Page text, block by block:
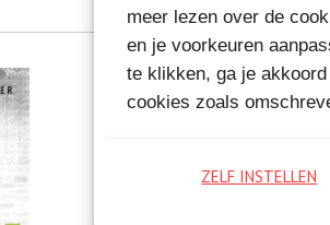
meer lezen over de
en je voorkeuren
te klikken, ga je
cookies zoals
ZELF INSTELLEN